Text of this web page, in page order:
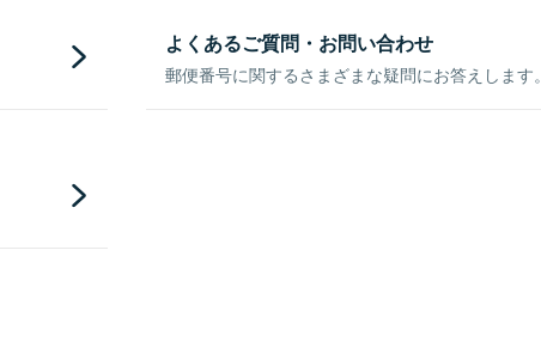
よくあるご質問・お問い合わせ
郵便番号に関するさまざまな疑問にお答えします。